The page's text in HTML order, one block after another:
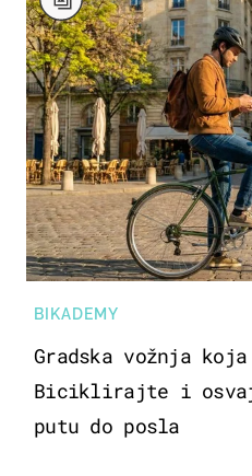
BIKADEMY
Gradska vožnja
Biciklirajte i
putu do posla